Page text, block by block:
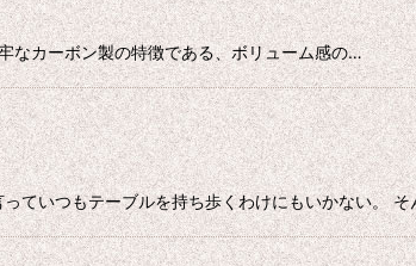
なカーボン製の特徴である、ボリューム感の…
ていつもテーブルを持ち歩くわけにもいかない。